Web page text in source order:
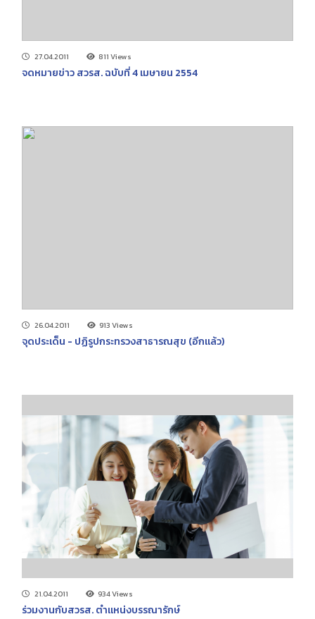
27.04.2011 811 Views
จดหมายข่าว สวรส. ฉบับที่ 4 เมษายน 2554
26.04.2011 913 Views
จุดประเด็น - ปฏิรูปกระทรวงสาธารณสุข (อีกแล้ว)
21.04.2011 934 Views
ร่วมงานกับสวรส. ตำแหน่งบรรณารักษ์